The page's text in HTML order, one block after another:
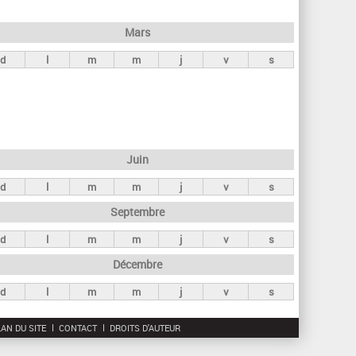
r
c
Mars
d l m m j v s
Juin
d l m m j v s
Septembre
d l m m j v s
Décembre
d l m m j v s
DU SITE CONTACT DROITS D'AUTEUR